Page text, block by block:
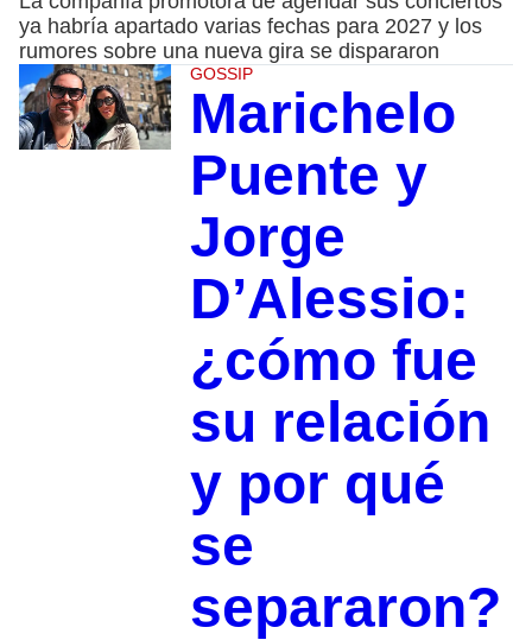
ya habría apartado varias fechas para 2027 y los
rumores sobre una nueva gira se dispararon
GOSSIP
Marichelo
Puente y
Jorge
D’Alessio:
¿cómo fue
su relación
y por qué
se
separaron?